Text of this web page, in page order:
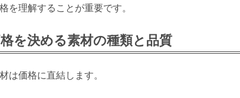
を理解することが重要です。
を決める素材の種類と品質
は価格に直結します。